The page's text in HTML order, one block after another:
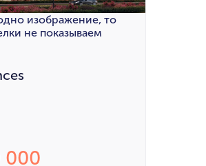
изображение, то
не показываем
000